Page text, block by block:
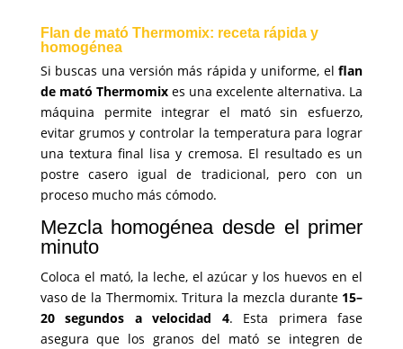
Flan de mató Thermomix: receta rápida y
homogénea
Si buscas una versión más rápida y uniforme, elflan
de mató Thermomixes una excelente alternativa. La
máquina permite integrar el mató sin esfuerzo,
evitar grumos y controlar la temperatura para lograr
una textura final lisa y cremosa. El resultado es un
postre casero igual de tradicional, pero con un
proceso mucho más cómodo.
Mezcla homogénea desde el primer
minuto
Coloca el mató, la leche, el azúcar y los huevos en el
vaso de la Thermomix. Tritura la mezcla durante 15–
20 segundos a velocidad 4. Esta primera fase
asegura que los granos del mató se integren de